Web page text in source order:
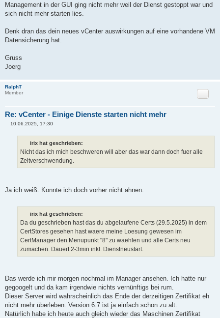
Management in der GUI ging nicht mehr weil der Dienst gestoppt war und
sich nicht mehr starten lies.
Denk dran das dein neues vCenter auswirkungen auf eine vorhandene VM
Datensicherung hat.
Gruss
Joerg
RalphT
Member
Re: vCenter - Einige Dienste starten nicht mehr
Zitat
10.06.2025, 17:30
irix hat geschrieben:
Nicht das ich mich beschweren will aber das war dann doch fuer alle
Zeitverschwendung.
Ja ich weiß. Konnte ich doch vorher nicht ahnen.
irix hat geschrieben:
Da du geschrieben hast das du abgelaufene Certs (29.5.2025) in dem
CertStores gesehen hast waere meine Loesung gewesen im
CertManager den Menupunkt "8" zu waehlen und alle Certs neu
zumachen. Dauert 2-3min inkl. Dienstneustart.
Das werde ich mir morgen nochmal im Manager ansehen. Ich hatte nur
gegoogelt und da kam irgendwie nichts vernünftigs bei rum.
Dieser Server wird wahrscheinlich das Ende der derzeitigen Zertifikat eh
nicht mehr überleben. Version 6.7 ist ja einfach schon zu alt.
Natürlich habe ich heute auch gleich wieder das Maschinen Zertifikat